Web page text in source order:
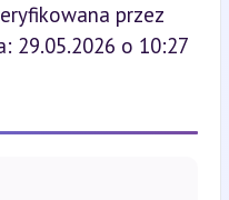
przez
29.05.2026 o 10:27